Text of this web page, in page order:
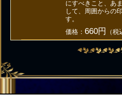
にすべきこと、あ
して、周囲からの
す。
価格：660円 （税